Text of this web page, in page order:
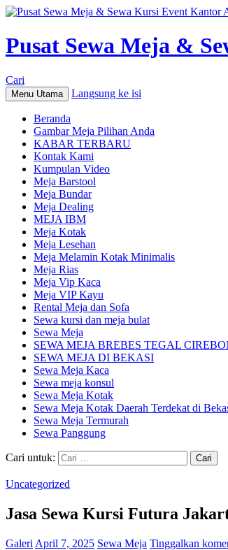
Pusat Sewa Meja &
Cari
Menu Utama Langsung ke isi
Beranda
Gambar Meja Pilihan Anda
KABAR TERBARU
Kontak Kami
Kumpulan Video
Meja Barstool
Meja Bundar
Meja Dealing
MEJA IBM
Meja Kotak
Meja Lesehan
Meja Melamin Kotak Minimalis
Meja Rias
Meja Vip Kaca
Meja VIP Kayu
Rental Meja dan Sofa
Sewa kursi dan meja bulat
Sewa Meja
SEWA MEJA BREBES TEGAL
SEWA MEJA DI BEKASI
Sewa Meja Kaca
Sewa meja konsul
Sewa Meja Kotak
Sewa Meja Kotak Daerah Terdekat di
Sewa Meja Termurah
Sewa Panggung
Cari untuk:
Uncategorized
Jasa Sewa Kursi Futura
Galeri April 7, 2025 Sewa Meja Tinggalkan